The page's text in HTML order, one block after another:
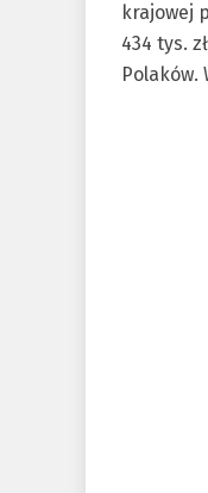
krajowej
434 tys.
Polaków.